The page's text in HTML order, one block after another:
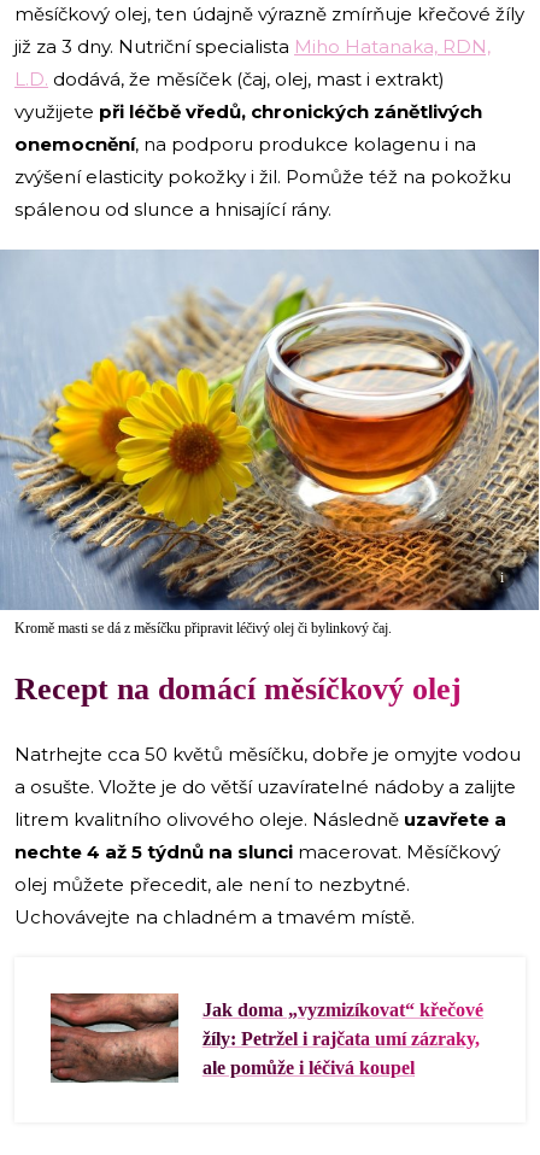
měsíčkový olej, ten údajně výrazně zmírňuje křečové žíly
již za 3 dny. Nutriční specialista Miho Hatanaka, RDN,
L.D. dodává, že měsíček (čaj, olej, mast i extrakt)
využijete při léčbě vředů, chronických zánětlivých
onemocnění, na podporu produkce kolagenu i na
zvýšení elasticity pokožky i žil. Pomůže též na pokožku
spálenou od slunce a hnisající rány.
i
Kromě masti se dá z měsíčku připravit léčivý olej či bylinkový čaj.
Recept na domácí měsíčkový olej
Natrhejte cca 50 květů měsíčku, dobře je omyjte vodou
a osušte. Vložte je do větší uzavíratelné nádoby a zalijte
litrem kvalitního olivového oleje. Následně uzavřete a
nechte 4 až 5 týdnů na slunci macerovat. Měsíčkový
olej můžete přecedit, ale není to nezbytné.
Uchovávejte na chladném a tmavém místě.
Jak doma „vyzmizíkovat“ křečové
žíly: Petržel i rajčata umí zázraky,
ale pomůže i léčivá koupel